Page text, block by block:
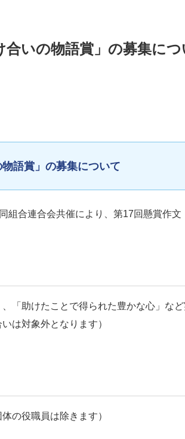
いの物語賞」の募集につ
語賞」の募集について
組合連合会共催により、第17回懸賞作文
「助けたことで得られた豊かな心」な
は対象外となります）
の役職員は除きます）